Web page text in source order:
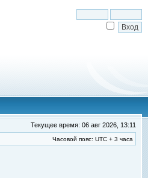
Текущее время: 06 авг 2026, 13:11
Часовой пояс: UTC + 3 часа